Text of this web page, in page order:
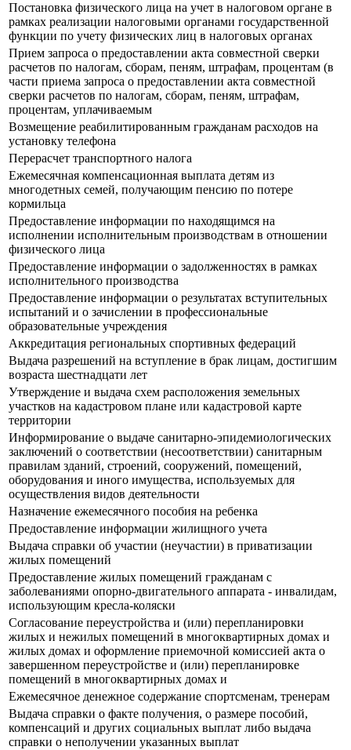
Постановка физического лица на учет в налоговом органе в
рамках реализации налоговыми органами государственной
функции по учету физических лиц в налоговых органах
Прием запроса о предоставлении акта совместной сверки
расчетов по налогам, сборам, пеням, штрафам, процентам (в
части приема запроса о предоставлении акта совместной
сверки расчетов по налогам, сборам, пеням, штрафам,
процентам, уплачиваемым
Возмещение реабилитированным гражданам расходов на
установку телефона
Перерасчет транспортного налога
Ежемесячная компенсационная выплата детям из
многодетных семей, получающим пенсию по потере
кормильца
Предоставление информации по находящимся на
исполнении исполнительным производствам в отношении
физического лица
Предоставление информации о задолженностях в рамках
исполнительного производства
Предоставление информации о результатах вступительных
испытаний и о зачислении в профессиональные
образовательные учреждения
Аккредитация региональных спортивных федераций
Выдача разрешений на вступление в брак лицам, достигшим
возраста шестнадцати лет
Утверждение и выдача схем расположения земельных
участков на кадастровом плане или кадастровой карте
территории
Информирование о выдаче санитарно-эпидемиологических
заключений о соответствии (несоответствии) санитарным
правилам зданий, строений, сооружений, помещений,
оборудования и иного имущества, используемых для
осуществления видов деятельности
Назначение ежемесячного пособия на ребенка
Предоставление информации жилищного учета
Выдача справки об участии (неучастии) в приватизации
жилых помещений
Предоставление жилых помещений гражданам с
заболеваниями опорно-двигательного аппарата - инвалидам,
использующим кресла-коляски
Согласование переустройства и (или) перепланировки
жилых и нежилых помещений в многоквартирных домах и
жилых домах и оформление приемочной комиссией акта о
завершенном переустройстве и (или) перепланировке
помещений в многоквартирных домах и
Ежемесячное денежное содержание спортсменам, тренерам
Выдача справки о факте получения, о размере пособий,
компенсаций и других социальных выплат либо выдача
справки о неполучении указанных выплат